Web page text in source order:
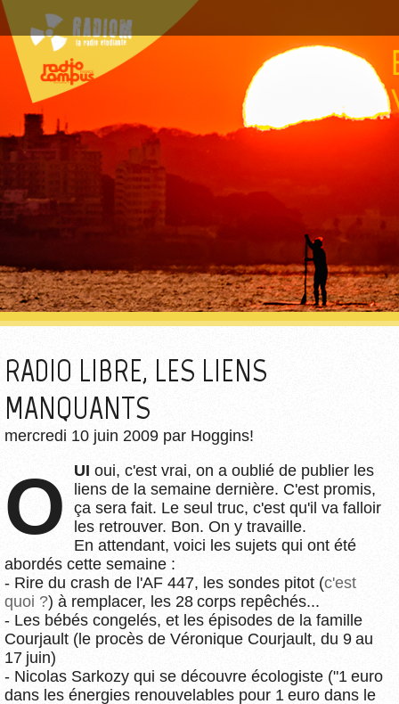
RADIO LIBRE, LES LIENS
MANQUANTS
mercredi 10 juin 2009 par Hoggins!
OUI oui, c'est vrai, on a oublié de publier les
liens de la semaine dernière. C'est promis,
ça sera fait. Le seul truc, c'est qu'il va falloir
les retrouver. Bon. On y travaille.
En attendant, voici les sujets qui ont été
abordés cette semaine :
- Rire du crash de l'AF 447, les sondes pitot (c'est
quoi ?) à remplacer, les 28 corps repêchés...
- Les bébés congelés, et les épisodes de la famille
Courjault (le procès de Véronique Courjault, du 9 au
17 juin)
- Nicolas Sarkozy qui se découvre écologiste ("1 euro
dans les énergies renouvelables pour 1 euro dans le